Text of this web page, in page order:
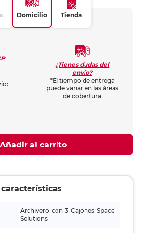
Domicilio Tienda
¿Tienes dudas del
envío?
*El tiempo de entrega
puede variar en las áreas
de cobertura
Añadir al carrito
Archivero con 3 Cajones Space
Solutions